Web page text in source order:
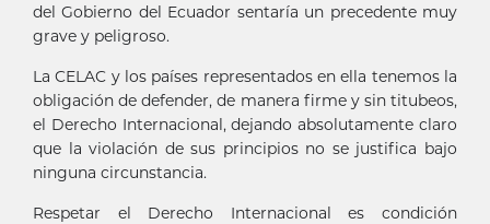
del Gobierno del Ecuador sentaría un precedente muy
grave y peligroso.
La CELAC y los países representados en ella tenemos la
obligación de defender, de manera firme y sin titubeos,
el Derecho Internacional, dejando absolutamente claro
que la violación de sus principios no se justifica bajo
ninguna circunstancia.
Respetar el Derecho Internacional es condición